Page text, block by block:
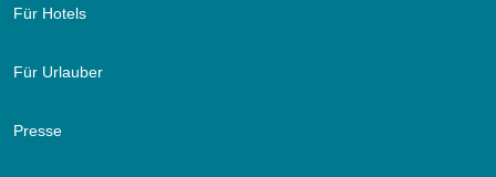
Für Hotels
Für Urlauber
Presse